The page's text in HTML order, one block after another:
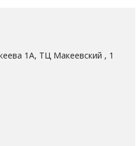
1А, ТЦ Макеевский , 1